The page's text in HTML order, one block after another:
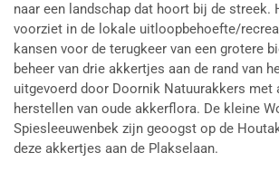
naar een landschap dat hoort bij de streek.
voorziet in de lokale uitloopbehoefte/
kansen voor de terugkeer van een grotere
beheer van drie akkertjes aan de rand van
uitgevoerd door Doornik Natuurakkers met
herstellen van oude akkerflora. De kleine
Spiesleeuwenbek zijn geoogst op de
deze akkertjes aan de Plakselaan.